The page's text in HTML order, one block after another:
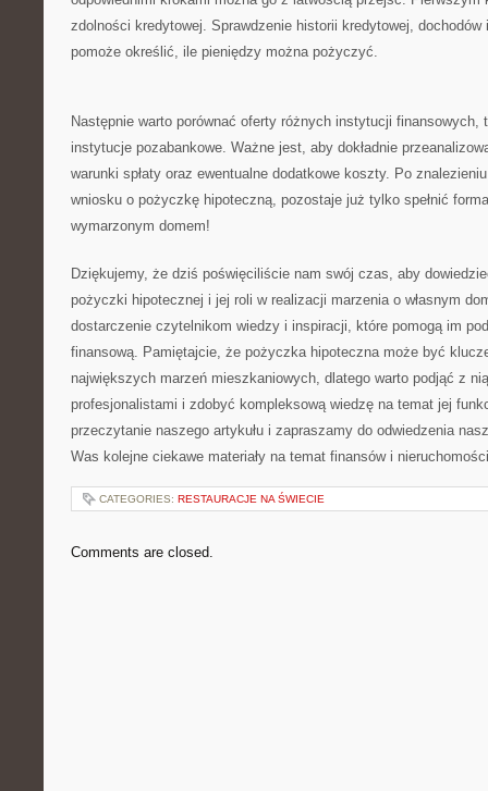
zdolności kredytowej.‍ Sprawdzenie historii kredytowej,
⁣pomoże określić, ile pieniędzy można pożyczyć.
Następnie warto porównać oferty różnych instytucji finansowych,
instytucje ‍pozabankowe. Ważne jest, aby dokładnie
warunki spłaty oraz ewentualne dodatkowe koszty.‌ Po
wniosku o pożyczkę hipoteczną, pozostaje ⁣już tylko spełnić
wymarzonym domem!
Dziękujemy, że dziś poświęciliście nam swój czas, aby
pożyczki hipotecznej i jej roli w ‍realizacji marzenia o własnym
dostarczenie czytelnikom wiedzy i inspiracji, które pomogą⁤ im
finansową. Pamiętajcie, że pożyczka hipoteczna może być
największych marzeń mieszkaniowych, dlatego warto podjąć​ z
profesjonalistami ⁣i zdobyć kompleksową wiedzę na temat jej
przeczytanie naszego artykułu‍ i zapraszamy do​ odwiedzenia
Was ‌kolejne ciekawe materiały na temat finansów i
CATEGORIES: RESTAURACJE NA ŚWIECIE
Comments are closed.